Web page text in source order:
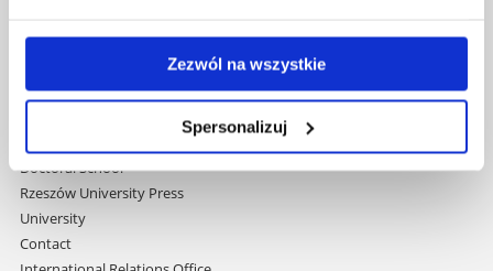
Zezwól na wszystkie
Spersonalizuj
Skip
Governance
Faculties
Doctoral School
Rzeszów University Press
University
Contact